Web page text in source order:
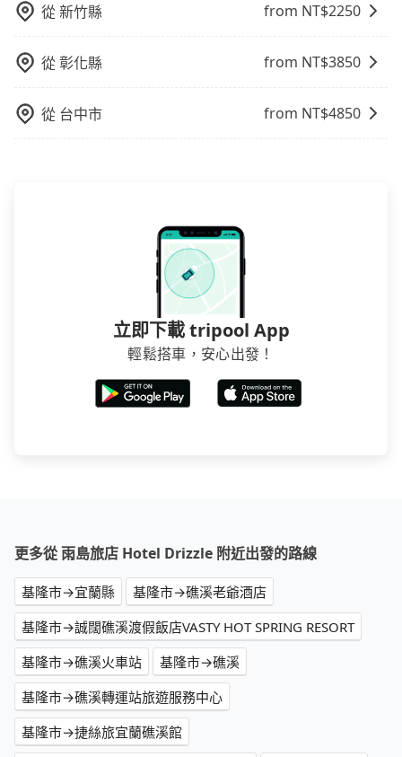
或者國際Airbnb都值得推薦。
從新竹縣 from NT$2250
從彰化縣 from NT$3850
從 台中市 from NT$4850
立即下載 tripool App
輕鬆搭車，安心出發！
更多從 雨島旅店 Hotel Drizzle 附近出發的路線
基隆市→宜蘭縣
基隆市→礁溪老爺酒店
基隆市→誠闊礁溪渡假飯店VASTY HOT SPRING RESORT
基隆市→礁溪火車站
基隆市→礁溪
基隆市→礁溪轉運站旅遊服務中心
基隆市→捷絲旅宜蘭礁溪館